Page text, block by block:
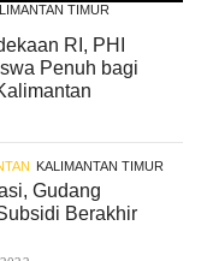
TIMUR
RI, PHI
Penuh bagi
KALIMANTAN TIMUR
Gudang
Berakhir